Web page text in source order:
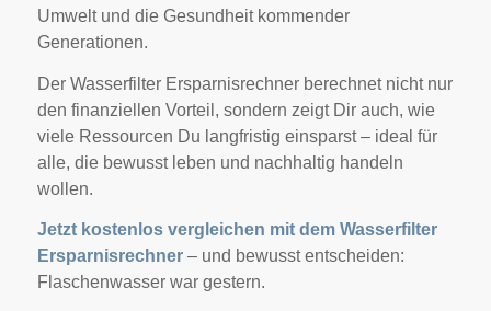
Umwelt und die Gesundheit kommender
Generationen.
Der Wasserfilter Ersparnisrechner berechnet nicht nur
den finanziellen Vorteil, sondern zeigt Dir auch, wie
viele Ressourcen Du langfristig einsparst – ideal für
alle, die bewusst leben und nachhaltig handeln
wollen.
Jetzt kostenlos vergleichen mit dem Wasserfilter
Ersparnisrechner– und bewusst entscheiden:
Flaschenwasser war gestern.